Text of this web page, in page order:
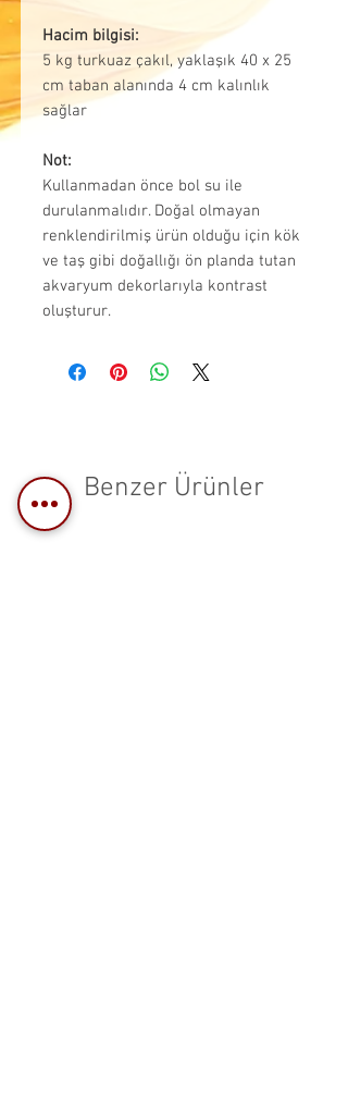
Hacim bilgisi:
5 kg turkuaz çakıl, yaklaşık 40 x 25
cm taban alanında 4 cm kalınlık
sağlar
Not:
Kullanmadan önce bol su ile
durulanmalıdır. Doğal olmayan
renklendirilmiş ürün olduğu için kök
ve taş gibi doğallığı ön planda tutan
akvaryum dekorlarıyla kontrast
oluşturur.
Benzer Ürünler